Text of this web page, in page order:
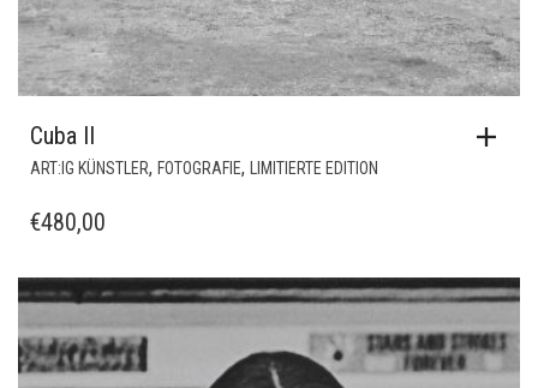
Cuba II
ART:IG KÜNSTLER FOTOGRAFIE LIMITIERTE EDITION
€480,00